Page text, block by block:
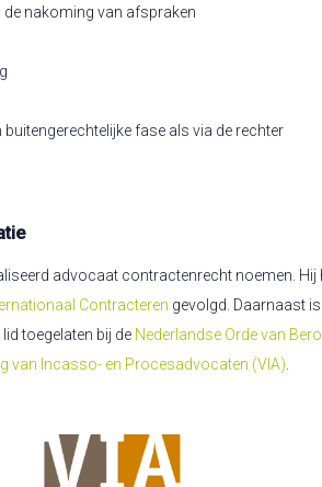
nakoming van afspraken
fase als via de rechter
advocaat contractenrecht noemen. Hij
Contracteren gevolgd. Daarnaast
toegelaten bij de Nederlandse Orde van
van Incasso- en Procesadvocaten (VIA).